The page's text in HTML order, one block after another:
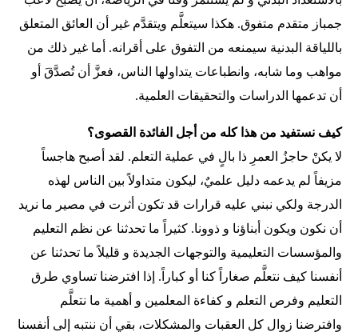
جمباز متقدم متفوق. هكذا سيتعلَّم ويتقدَّم غير أن العائق المتعلق
باللياقة البدنية سيمنعه من التفوق على أقرانه. أما غير ذلك من
مواهب وما شابه، وانطباعات يتداولها الناس، فعزَّ أن تُصدَّقَ أو
أن تدعمها الدراسات والتحقيقات العلمية.
كيف نستفيد من هذا كله من أجل الفائدة القصوى؟
لا يكنْ حاجزُ العمرِ ذا بالٍ في عملية التعلم. لقد أصبح هاجساً
مزيفاً لم يدعمه دليل علميٌ، ليكون متداولاً بين الناس لهذه
الدرجة ولكي نبني عليه قرارات قد تكون أثرت في مصير ما نريد
أن نكون ويكون أبناؤنا و ذوونا. كثيراً ما تحدثنا عن نظم التعليم
والمؤسسات التعليمية والتوجهات الجديدة و قليلاً ما تحدثنا عن
أنفسنا كيف نتعلَّم صغاراً كنا أو كباراً. إذا افترضنا تساوي طرق
التعليم وفرص التعلم و كفاءة المعلمين و أهمية ما نتعلَّم
وافترضنا زوال كل العقبات والمشكلات، بقي أن ننتبه إلى أنفسنا